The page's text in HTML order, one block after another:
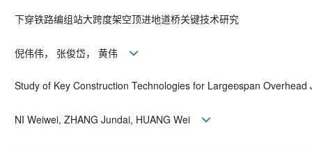
下穿铁路编组站大跨度架空顶进地道桥关键技术研究
倪伟伟， 张俊岱， 黄伟
Study of Key Construction Technologies for Largespan
NI Weiwei, ZHANG Jundai, HUANG Wei